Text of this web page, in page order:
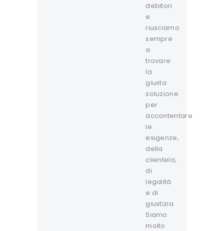
debitori
e
riusciamo
sempre
a
trovare
la
giusta
soluzione
per
accontentare
le
esigenze,
della
clientela,
di
legalità
e di
giustizia.
Siamo
molto